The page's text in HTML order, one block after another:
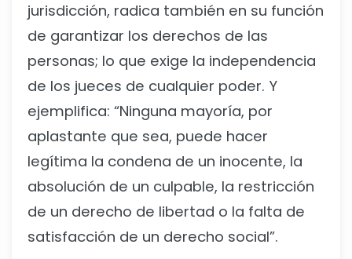
jurisdicción, radica también en su función
de garantizar los derechos de las
personas; lo que exige la independencia
de los jueces de cualquier poder. Y
ejemplifica: “Ninguna mayoría, por
aplastante que sea, puede hacer
legítima la condena de un inocente, la
absolución de un culpable, la restricción
de un derecho de libertad o la falta de
satisfacción de un derecho social”.